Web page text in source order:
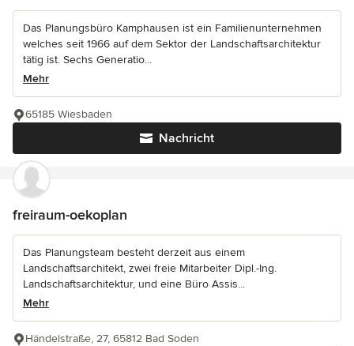
Das Planungsbüro Kamphausen ist ein Familienunternehmen
welches seit 1966 auf dem Sektor der Landschaftsarchitektur
tätig ist. Sechs Generatio...
Mehr
Nachricht
65185 Wiesbaden
freiraum-oekoplan
Das Planungsteam besteht derzeit aus einem
Landschaftsarchitekt, zwei freie Mitarbeiter Dipl.-Ing.
Landschaftsarchitektur, und eine Büro Assis...
Mehr
Händelstraße, 27, 65812 Bad Soden